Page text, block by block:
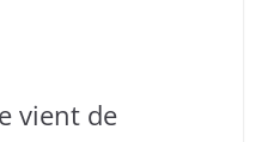
vient de